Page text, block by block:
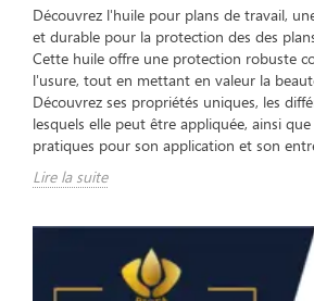
Découvrez l'huile pour plans de travail,
et durable pour la protection des des
Cette huile offre une protection robuste
l'usure, tout en mettant en valeur la
Découvrez ses propriétés uniques, les
lesquels elle peut être appliquée, ainsi que
pratiques pour son application et son
Lire la suite